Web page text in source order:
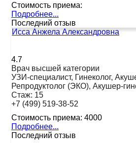
Стоимость приема:
Подробнее...
Последний отзыв
Исса Анжела Александровна
4.7
Врач высшей категории
УЗИ-специалист, Гинеколог,
Репродуктолог (ЭКО), Акушер-
Стаж: 15
+7 (499) 519-38-52
Стоимость приема: 4000
Подробнее...
Последний отзыв